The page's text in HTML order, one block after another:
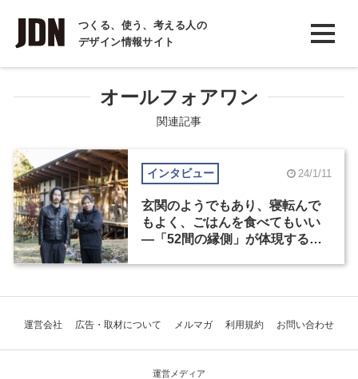
つくる、使う、考える人の
デザイン情報サイト
INTERVIEW
インタビュー
REPORT
COLUMN
コラム
オールフォアワン
関連記事
インタビュー 24/1/11
玄関のようでもあり、寝転んで
もよく、ごはんを食べてもいい
―「52間の縁側」が体現する共
運営会社 広告・取材について メルマガ 利用規約 お問い合わせ
運営メディア